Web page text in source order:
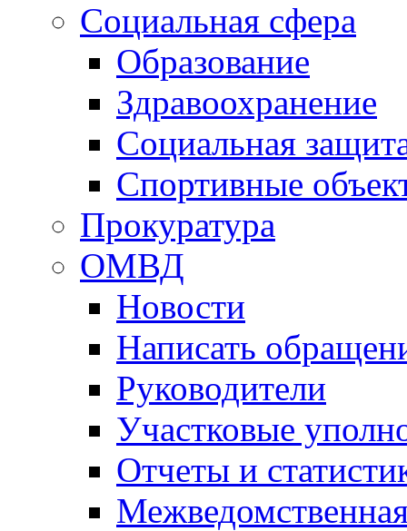
Социальная сфера
Образование
Здравоохранение
Социальная
Спортивные
Прокуратура
ОМВД
Новости
Написать
Руководители
Участковые
Отчеты и